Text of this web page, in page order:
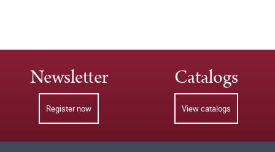
Newsletter
Register now
Catalogs
View catalogs